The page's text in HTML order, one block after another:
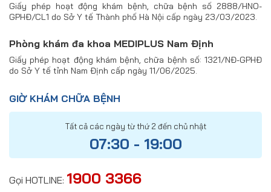
Giấy phép hoạt động khám bệnh, chữa bệnh số 2888/HNO-
GPHĐ/CL1 do Sở Y tế Thành phố Hà Nội cấp ngày 23/03/2023.
Phòng khám đa khoa MEDIPLUS Nam Định
Giấy phép hoạt động khám bệnh, chữa bệnh số: 1321/NĐ-GPHĐ
do Sở Y tế tỉnh Nam Định cấp ngày 11/06/2025.
GIỜ KHÁM CHỮA BỆNH
Tất cả các ngày từ thứ 2 đến chủ nhật
07:30 - 19:00
Gọi HOTLINE: 1900 3366